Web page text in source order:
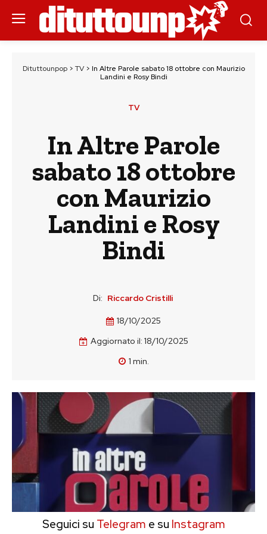
Dituttounpop> TV> In Altre Parole sabato 18 ottobre con Maurizio
Landini e Rosy Bindi
TV
In Altre Parole
sabato 18 ottobre
con Maurizio
Landini e Rosy
Bindi
Di: Riccardo Cristilli
18/10/2025
Aggiornato il: 18/10/2025
1 min.
Seguici su Telegram e su Instagram